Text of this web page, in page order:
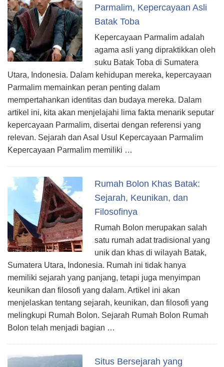
Parmalim, Kepercayaan Asli
Batak Toba
Kepercayaan Parmalim adalah
agama asli yang dipraktikkan oleh
suku Batak Toba di Sumatera
Utara, Indonesia. Dalam kehidupan mereka, kepercayaan
Parmalim memainkan peran penting dalam
mempertahankan identitas dan budaya mereka. Dalam
artikel ini, kita akan menjelajahi lima fakta menarik seputar
kepercayaan Parmalim, disertai dengan referensi yang
relevan. Sejarah dan Asal Usul Kepercayaan Parmalim
Kepercayaan Parmalim memiliki …
Rumah Bolon Khas Batak:
Sejarah, Keunikan, dan
Filosofinya
Rumah Bolon merupakan salah
satu rumah adat tradisional yang
unik dan khas di wilayah Batak,
Sumatera Utara, Indonesia. Rumah ini tidak hanya
memiliki sejarah yang panjang, tetapi juga menyimpan
keunikan dan filosofi yang dalam. Artikel ini akan
menjelaskan tentang sejarah, keunikan, dan filosofi yang
melingkupi Rumah Bolon. Sejarah Rumah Bolon Rumah
Bolon telah menjadi bagian …
Situs Bersejarah yang